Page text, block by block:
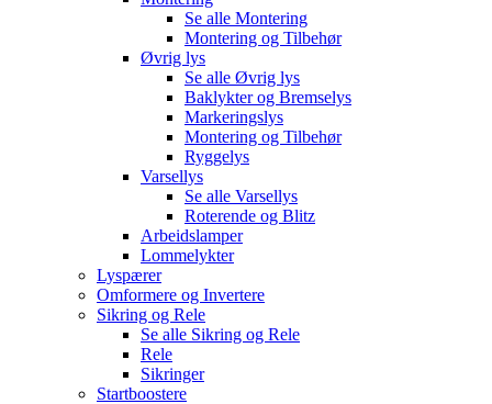
Se alle Montering
Montering og Tilbehør
Øvrig lys
Se alle Øvrig lys
Baklykter og Bremselys
Markeringslys
Montering og Tilbehør
Ryggelys
Varsellys
Se alle Varsellys
Roterende og Blitz
Arbeidslamper
Lommelykter
Lyspærer
Omformere og Invertere
Sikring og Rele
Se alle Sikring og Rele
Rele
Sikringer
Startboostere